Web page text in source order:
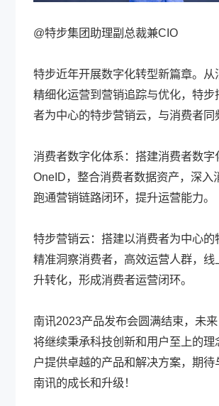
@特步集团助理副总裁兼CIO
特步近年开展数字化转型新篇章。从
精细化运营到营销追踪与优化，特步
者为中心的特步营销云，与消费者同
消费者数字化体系：搭建消费者数字
OneID，整合消费者数据资产，深入
跑通营销链路闭环，提升运营能力。
特步营销云：搭建以消费者为中心的
精准洞察消费者，高效运营人群，线
升转化，形成消费者运营闭环。
南讯2023产品发布会圆满结束，未
将继续秉承科技创新和用户至上的理
户提供卓越的产品和解决方案，期待
南讯的成长和升级！